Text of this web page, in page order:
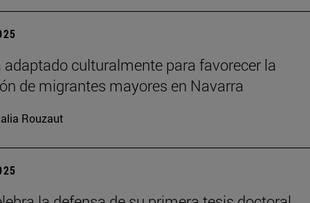
adaptado culturalmente para favorecer la
de migrantes mayores en Navarra
Rouzaut